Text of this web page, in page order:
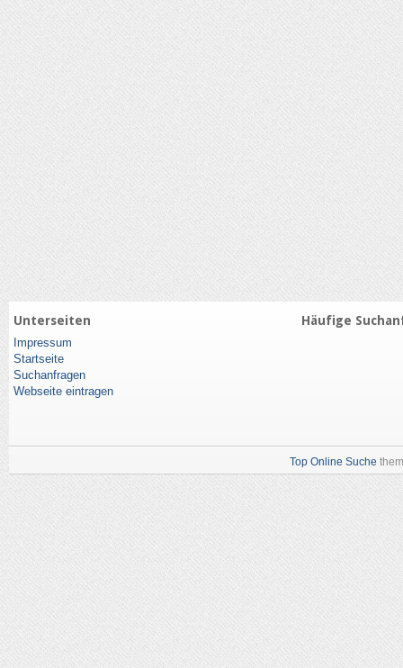
Unterseiten
Impressum
Startseite
Suchanfragen
Webseite eintragen
Häufige
Top Online Suche